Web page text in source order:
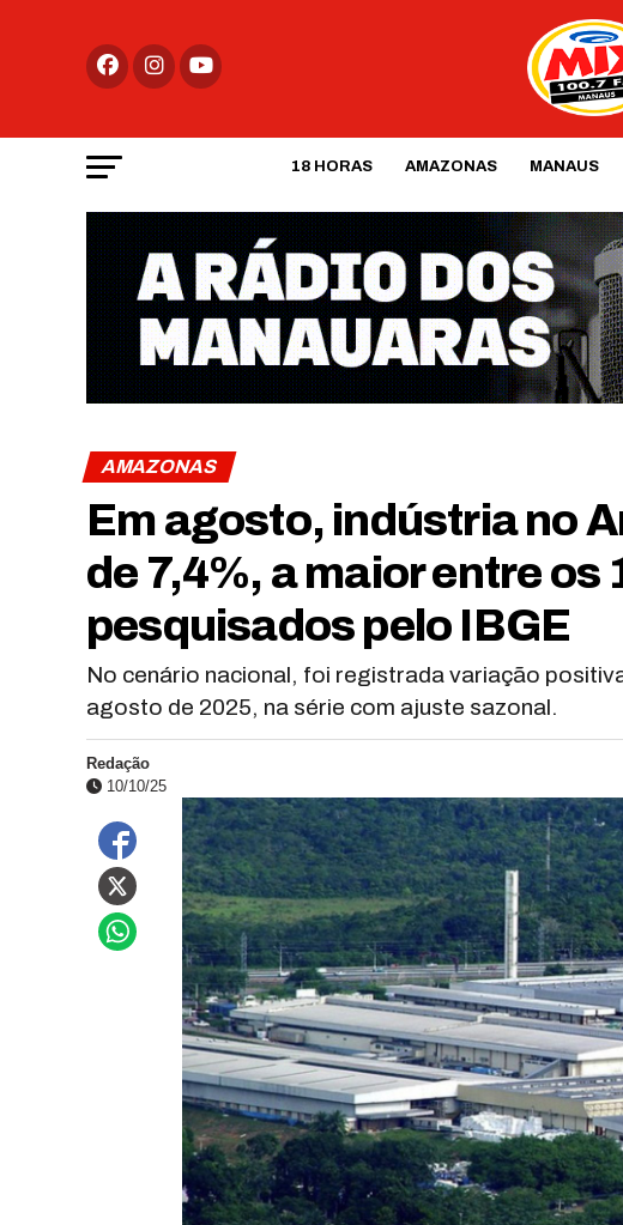
18 HORAS AMAZONAS MANAUS
AMAZONAS
Em agosto, indústria no
de 7,4%, a maior entre os
pesquisados pelo IBGE
No cenário nacional, foi registrada variação
agosto de 2025, na série com ajuste sazonal.
Redação
10/10/25